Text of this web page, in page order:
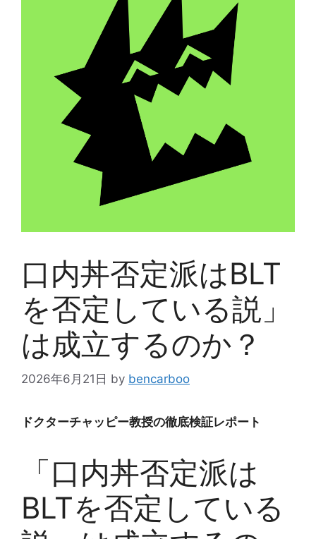
口内丼否定派はBLT
を否定している説」
は成立するのか？
2026年6月21日 by bencarboo
ドクターチャッピー教授の徹底検証レポート
「口内丼否定派は
BLTを否定している